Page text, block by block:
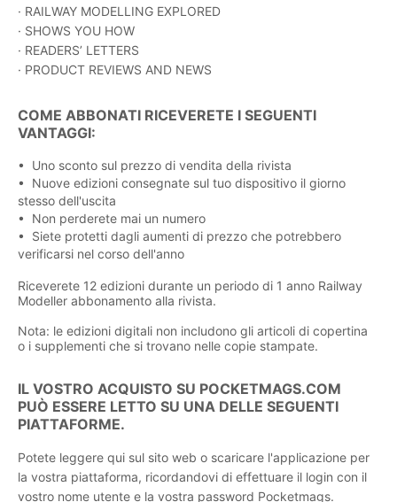
· RAILWAY MODELLING EXPLORED
· SHOWS YOU HOW
· READERS’ LETTERS
· PRODUCT REVIEWS AND NEWS
COME ABBONATI RICEVERETE I SEGUENTI
VANTAGGI:
• Uno sconto sul prezzo di vendita della rivista
• Nuove edizioni consegnate sul tuo dispositivo il giorno
stesso dell'uscita
• Non perderete mai un numero
• Siete protetti dagli aumenti di prezzo che potrebbero
verificarsi nel corso dell'anno
Riceverete 12 edizioni durante un periodo di 1 anno Railway
Modeller abbonamento alla rivista.
Nota: le edizioni digitali non includono gli articoli di copertina
o i supplementi che si trovano nelle copie stampate.
IL VOSTRO ACQUISTO SU POCKETMAGS.COM
PUÒ ESSERE LETTO SU UNA DELLE SEGUENTI
PIATTAFORME.
Potete leggere qui sul sito web o scaricare l'applicazione per
la vostra piattaforma, ricordandovi di effettuare il login con il
vostro nome utente e la vostra password Pocketmags.